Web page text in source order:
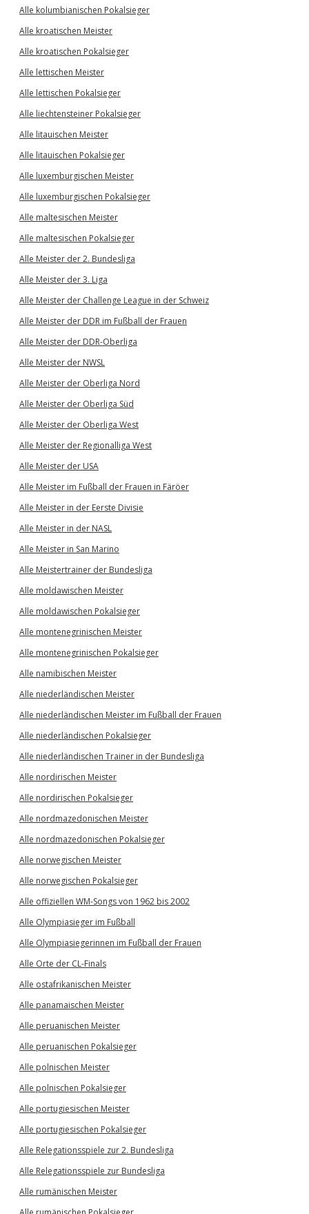
Alle kolumbianischen Pokalsieger
Alle kroatischen Meister
Alle kroatischen Pokalsieger
Alle lettischen Meister
Alle lettischen Pokalsieger
Alle liechtensteiner Pokalsieger
Alle litauischen Meister
Alle litauischen Pokalsieger
Alle luxemburgischen Meister
Alle luxemburgischen Pokalsieger
Alle maltesischen Meister
Alle maltesischen Pokalsieger
Alle Meister der 2. Bundesliga
Alle Meister der 3. Liga
Alle Meister der Challenge League in der Schweiz
Alle Meister der DDR im Fußball der Frauen
Alle Meister der DDR-Oberliga
Alle Meister der NWSL
Alle Meister der Oberliga Nord
Alle Meister der Oberliga Süd
Alle Meister der Oberliga West
Alle Meister der Regionalliga West
Alle Meister der USA
Alle Meister im Fußball der Frauen in Färöer
Alle Meister in der Eerste Divisie
Alle Meister in der NASL
Alle Meister in San Marino
Alle Meistertrainer der Bundesliga
Alle moldawischen Meister
Alle moldawischen Pokalsieger
Alle montenegrinischen Meister
Alle montenegrinischen Pokalsieger
Alle namibischen Meister
Alle niederländischen Meister
Alle niederländischen Meister im Fußball der Frauen
Alle niederländischen Pokalsieger
Alle niederländischen Trainer in der Bundesliga
Alle nordirischen Meister
Alle nordirischen Pokalsieger
Alle nordmazedonischen Meister
Alle nordmazedonischen Pokalsieger
Alle norwegischen Meister
Alle norwegischen Pokalsieger
Alle offiziellen WM-Songs von 1962 bis 2002
Alle Olympiasieger im Fußball
Alle Olympiasiegerinnen im Fußball der Frauen
Alle Orte der CL-Finals
Alle ostafrikanischen Meister
Alle panamaischen Meister
Alle peruanischen Meister
Alle peruanischen Pokalsieger
Alle polnischen Meister
Alle polnischen Pokalsieger
Alle portugiesischen Meister
Alle portugiesischen Pokalsieger
Alle Relegationsspiele zur 2. Bundesliga
Alle Relegationsspiele zur Bundesliga
Alle rumänischen Meister